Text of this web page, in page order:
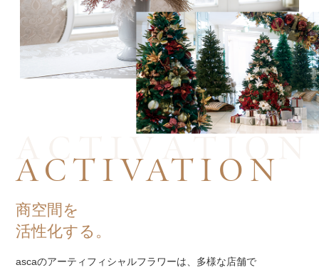
ACTIVATION
商空間を
活性化する。
ascaのアーティフィシャルフラワーは、多様な店舗で